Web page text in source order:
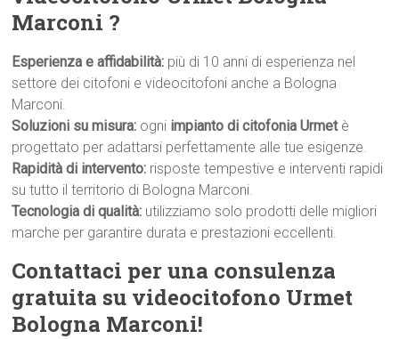
Marconi ?
Esperienza e affidabilità: più di 10 anni di esperienza nel
settore dei citofoni e videocitofoni anche a Bologna
Marconi.
Soluzioni su misura: ogni impianto di citofonia Urmetè
progettato per adattarsi perfettamente alle tue esigenze.
Rapidità di intervento: risposte tempestive e interventi rapidi
su tutto il territorio di Bologna Marconi.
Tecnologia di qualità: utilizziamo solo prodotti delle migliori
marche per garantire durata e prestazioni eccellenti.
Contattaci per una consulenza
gratuita su videocitofono Urmet
Bologna Marconi!